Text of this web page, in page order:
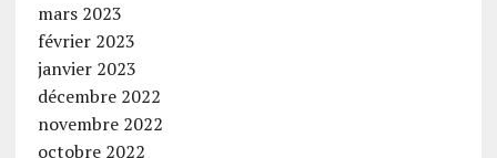
mars 2023
février 2023
janvier 2023
décembre 2022
novembre 2022
octobre 2022